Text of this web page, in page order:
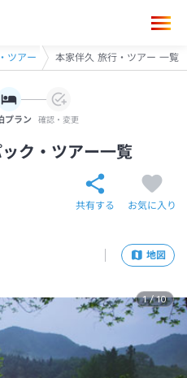
ツアー 本家伴久 旅行・ツアー 一覧
プラン 確認・変更
ク・ツアー一覧
共有する お気に入り
地図
1/10